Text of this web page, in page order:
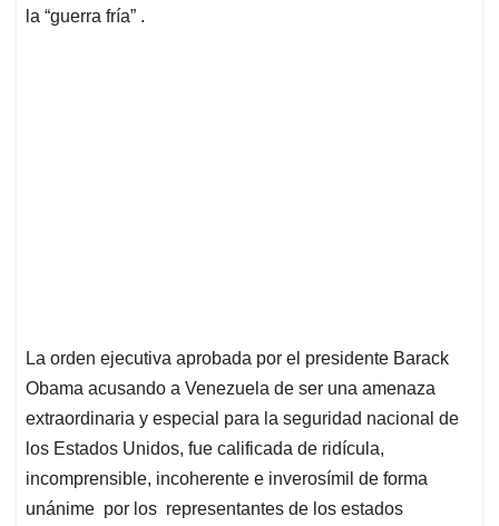
la “guerra fría” .
La orden ejecutiva aprobada por el presidente Barack
Obama acusando a Venezuela de ser una amenaza
extraordinaria y especial para la seguridad nacional de
los Estados Unidos, fue calificada de ridícula,
incomprensible, incoherente e inverosímil de forma
unánime por los representantes de los estados